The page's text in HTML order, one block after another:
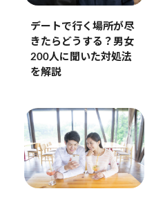
デートで行く場所が尽
きたらどうする？男女
200人に聞いた対処法
を解説